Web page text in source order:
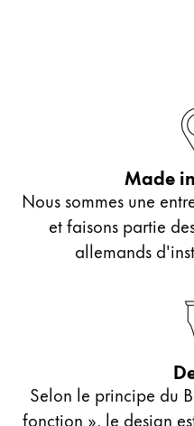
Made
Nous sommes une
et faisons partie
allemands
Selon le principe du
fonction », le design